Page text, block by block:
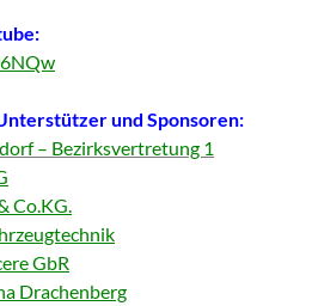
und Sponsoren:
– Bezirksvertretung 1
Co.KG.
GbR
Drachenberg